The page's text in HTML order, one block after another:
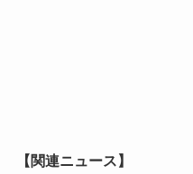
【関連ニュース】